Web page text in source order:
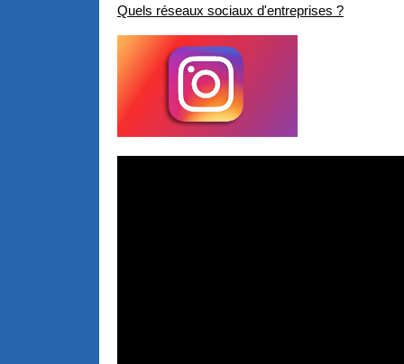
Quels réseaux sociaux d'entreprises ?